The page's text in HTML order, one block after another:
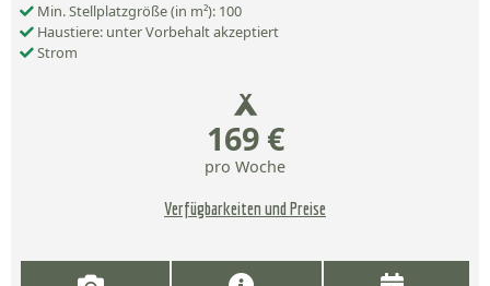
Min. Stellplatzgröße (in m²): 100
Haustiere: unter Vorbehalt akzeptiert
Strom
169 €
pro Woche
Verfügbarkeiten und Preise